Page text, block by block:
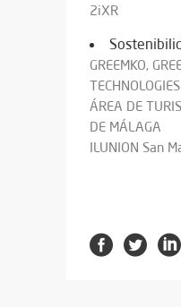
2iXR
GREEMKO,
TECHNOLOGIES
ÁREA DE
DE MÁLAGA
ILUNION San